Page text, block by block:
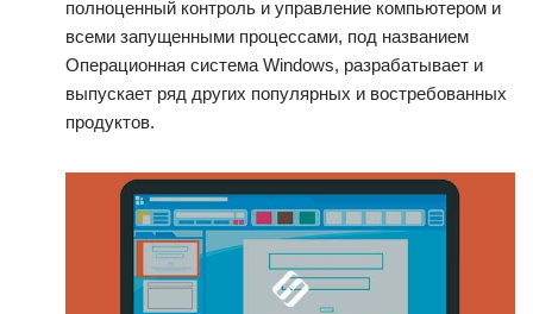
полноценный контроль и управление компьютером и
всеми запущенными процессами, под названием
Операционная система Windows, разрабатывает и
выпускает ряд других популярных и востребованных
продуктов.